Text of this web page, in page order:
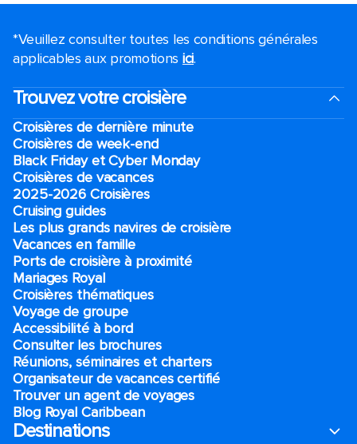
*Veuillez consulter toutes les conditions générales
applicables aux promotions ici.
Trouvez votre croisière
Croisières de dernière minute
Croisières de week-end
Black Friday et Cyber Monday
Croisières de vacances
2025-2026 Croisières
Cruising guides
Les plus grands navires de croisière
Vacances en famille
Ports de croisière à proximité
Mariages Royal
Croisières thématiques
Voyage de groupe​
Accessibilité à bord​
Consulter les brochures
Réunions, séminaires et charters
Organisateur de vacances certifié
Trouver un agent de voyages
Blog Royal Caribbean
Destinations